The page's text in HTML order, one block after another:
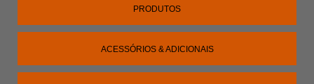
COIFA GOURMET PARA CHURRASQUEIRA
COIFA PARA CHURRASQUEIRA INOX 304
PRODUTOS
ACESSÓRIOS & ADICIONAIS